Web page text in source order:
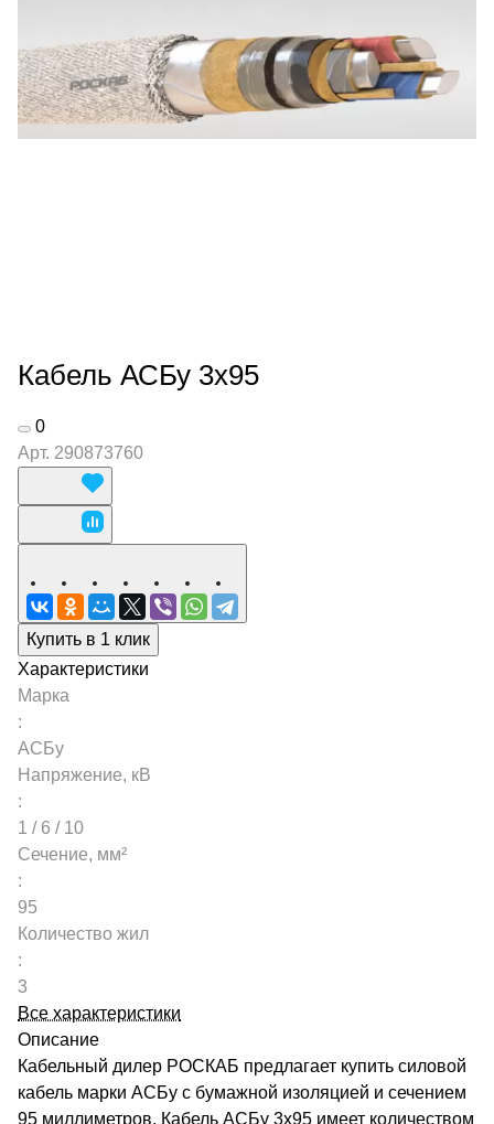
Кабель АСБу 3х95
0
Арт. 290873760
Купить в 1 клик
Характеристики
Марка
:
АСБу
Напряжение, кВ
:
1 / 6 / 10
Сечение, мм²
:
95
Количество жил
:
3
Все характеристики
Описание
Кабельный дилер РОСКАБ предлагает купить силовой
кабель марки АСБу с бумажной изоляцией и сечением
95 миллиметров. Кабель АСБу 3х95 имеет количеством